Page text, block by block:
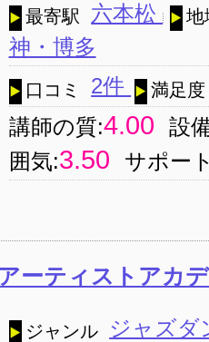
最寄駅 六本松 地
神・博多
口コミ 2件 満足度
講師の質:4.00
設
囲気:3.50 サポー
ーティストアカ
ジャンル ジャズ